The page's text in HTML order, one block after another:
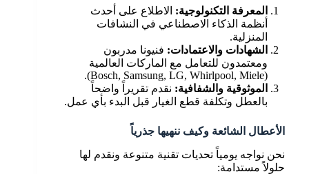
المعرفة التكنولوجية: الاطلاع على أحدث
أنظمة الذكاء الاصطناعي في النشافات
المنزلية.
الشهادات والاعتمادات: فنيونا مدربون
ومعتمدون للتعامل مع الماركات العالمية
(Bosch, Samsung, LG, Whirlpool, Miele).
الموثوقية والشفافية: نقدم تقريراً واضحاً
بالعطل وتكلفة قطع الغيار قبل البدء بأي عمل.
الأعطال الشائعة وكيف ننهيها جذرياً
نحن نواجه يومياً تحديات تقنية متنوعة ونقدم لها
حلولاً مستدامة: